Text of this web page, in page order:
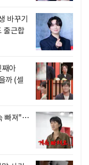
바꾸기
출근합
째아
까 (셀
빠져"…